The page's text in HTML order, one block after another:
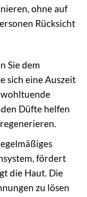
ohne auf
Rücksicht
Sie dem
sich eine Auszeit
wohltuende
Düfte helfen
fördert
die Haut. Die
zu lösen